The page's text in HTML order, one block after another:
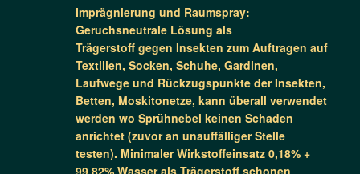
Imprägnierung und Raumspray:
Geruchsneutrale Lösung als
Trägerstoff gegen Insekten zum Auftragen auf
Textilien, Socken, Schuhe, Gardinen,
Laufwege und Rückzugspunkte der Insekten,
Betten, Moskitonetze, kann überall verwendet
werden wo Sprühnebel keinen Schaden
anrichtet (zuvor an unauffälliger Stelle
testen). Minimaler Wirkstoffeinsatz 0,18% +